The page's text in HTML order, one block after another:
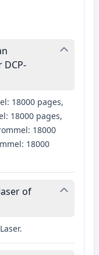
18000 pages,
18000 pages,
18000
18000
of